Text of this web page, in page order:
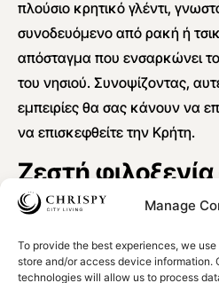
Manage
To provide the best experiences, we
store and/or access device information.
technologies will allow us to process
πλούσιο κρητικό γλέντι,
συνοδευόμενο από ρακή ή
απόσταγμα που ενσαρκώνει
του νησιού. Συνοψίζοντας,
εμπειρίες θα σας κάνουν να
να επισκεφθείτε την Κρήτη.
Ζεστή φιλοξενία
επισκεφθείτε την
Μια από τις πιο αξέχαστες
Κρήτη είναι η ζεστασιά και η